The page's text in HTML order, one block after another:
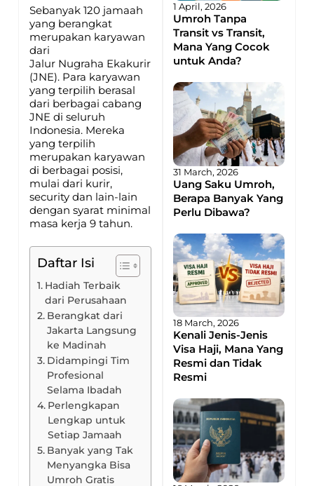
Sebanyak 120 jamaah
yang berangkat
merupakan karyawan
dari
Jalur Nugraha Ekakurir
(JNE). Para karyawan
yang terpilih berasal
dari berbagai cabang
JNE di seluruh
Indonesia. Mereka
yang terpilih
merupakan karyawan
di berbagai posisi,
mulai dari kurir,
security dan lain-lain
dengan syarat minimal
masa kerja 9 tahun.
Daftar Isi
Hadiah Terbaik
dari Perusahaan
Berangkat dari
Jakarta Langsung
ke Madinah
Didampingi Tim
Profesional
Selama Ibadah
Perlengkapan
Lengkap untuk
Setiap Jamaah
Banyak yang Tak
Menyangka Bisa
Umroh Gratis
1 April, 2026
Umroh Tanpa
Transit vs Transit,
Mana Yang Cocok
untuk Anda?
31 March, 2026
Uang Saku Umroh,
Berapa Banyak Yang
Perlu Dibawa?
18 March, 2026
Kenali Jenis-Jenis
Visa Haji, Mana Yang
Resmi dan Tidak
Resmi